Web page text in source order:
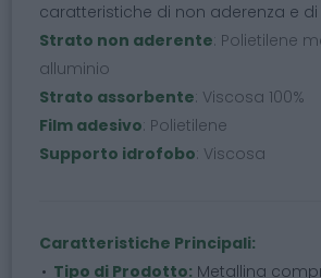
caratteristiche di non aderenza e
Strato non aderente: Polietilene
alluminio
Strato assorbente: Viscosa 100%
Film adesivo: Polietilene
Supporto idrofobo: Viscosa
Caratteristiche Principali:
Tipo di Prodotto: Metallina